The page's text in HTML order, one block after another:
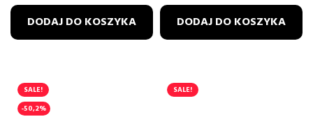
DODAJ DO KOSZYKA DODAJ DO KOSZYKA
SALE!
-50,2%
SALE!